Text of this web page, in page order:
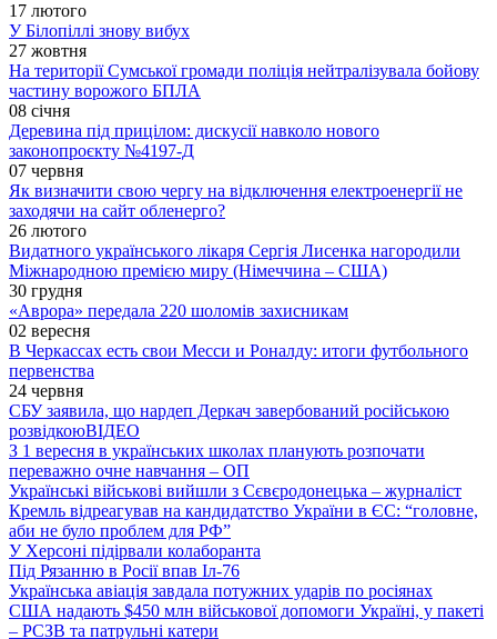
17 лютого
У Білопіллі знову вибух
27 жовтня
На території Сумської громади поліція нейтралізувала бойову
частину ворожого БПЛА
08 січня
Деревина під прицілом: дискусії навколо нового
законопроєкту №4197-Д
07 червня
Як визначити свою чергу на відключення електроенергії не
заходячи на сайт обленерго?
26 лютого
Видатного українського лікаря Сергія Лисенка нагородили
Міжнародною премією миру (Німеччина – США)
30 грудня
«Аврора» передала 220 шоломів захисникам
02 вересня
В Черкассах есть свои Месси и Роналду: итоги футбольного
первенства
24 червня
СБУ заявила, що нардеп Деркач завербований російською
розвідкоюВІДЕО
З 1 вересня в українських школах планують розпочати
переважно очне навчання – ОП
Українські військові вийшли з Сєвєродонецька – журналіст
Кремль відреагував на кандидатство України в ЄС: “головне,
аби не було проблем для РФ”
У Херсоні підірвали колаборанта
Під Рязанню в Росії впав Іл-76
Українська авіація завдала потужних ударів по росіянах
США надають $450 млн військової допомоги Україні, у пакеті
– РСЗВ та патрульні катери